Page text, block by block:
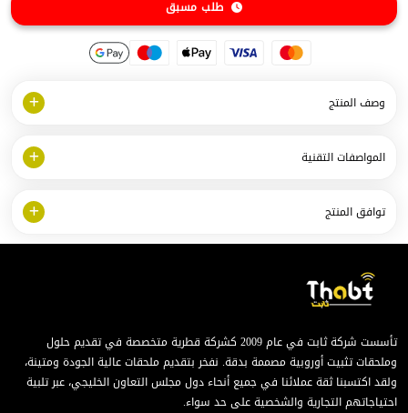
طلب مسبق
وصف المنتج
المواصفات التقنية
توافق المنتج
تأسست شركة ثابت في عام 2009 كشركة قطرية متخصصة في تقديم حلول
وملحقات تثبيت أوروبية مصممة بدقة. نفخر بتقديم ملحقات عالية الجودة ومتينة،
ولقد اكتسبنا ثقة عملائنا في جميع أنحاء دول مجلس التعاون الخليجي، عبر تلبية
احتياجاتهم التجارية والشخصية على حد سواء.